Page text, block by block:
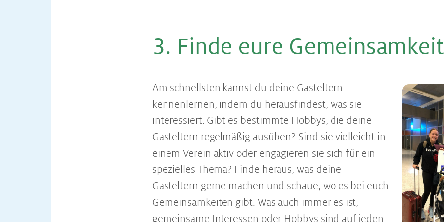
3. Fin­de eure
Am schnellsten kannst du deine Gasteltern
kennenlernen, indem du herausfindest, was sie
interessiert. Gibt es bestimmte Hobbys, die deine
Gasteltern regelmäßig ausüben? Sind sie vielleicht in
einem Verein aktiv oder engagieren sie sich für ein
spezielles Thema? Finde heraus, was deine
Gasteltern gerne machen und schaue, wo es bei euch
Gemeinsamkeiten gibt. Was auch immer es ist,
gemeinsame Interessen oder Hobbys sind auf jeden